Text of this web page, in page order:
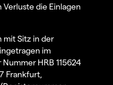
die Einlagen
mit Sitz in der
im
HRB 115624
Frankfurt,